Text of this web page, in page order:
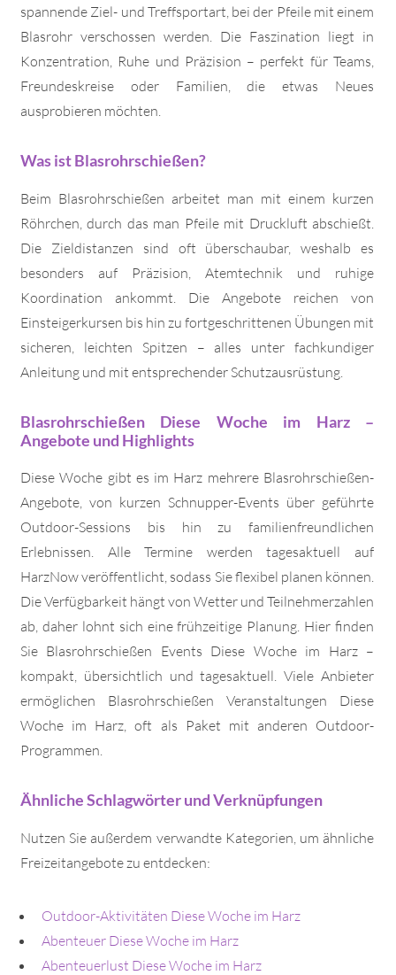
spannende Ziel- und Treffsportart, bei der Pfeile mit einem
Blasrohr verschossen werden. Die Faszination liegt in
Konzentration, Ruhe und Präzision – perfekt für Teams,
Freundeskreise oder Familien, die etwas Neues
ausprobieren möchten.
Was ist Blasrohrschießen?
Beim Blasrohrschießen arbeitet man mit einem kurzen
Röhrchen, durch das man Pfeile mit Druckluft abschießt.
Die Zieldistanzen sind oft überschaubar, weshalb es
besonders auf Präzision, Atemtechnik und ruhige
Koordination ankommt. Die Angebote reichen von
Einsteigerkursen bis hin zu fortgeschrittenen Übungen mit
sicheren, leichten Spitzen – alles unter fachkundiger
Anleitung und mit entsprechender Schutzausrüstung.
Blasrohrschießen Diese Woche im Harz –
Angebote und Highlights
Diese Woche gibt es im Harz mehrere Blasrohrschießen-
Angebote, von kurzen Schnupper-Events über geführte
Outdoor-Sessions bis hin zu familienfreundlichen
Erlebnissen. Alle Termine werden tagesaktuell auf
HarzNow veröffentlicht, sodass Sie flexibel planen können.
Die Verfügbarkeit hängt von Wetter und Teilnehmerzahlen
ab, daher lohnt sich eine frühzeitige Planung. Hier finden
Sie Blasrohrschießen Events Diese Woche im Harz –
kompakt, übersichtlich und tagesaktuell. Viele Anbieter
ermöglichen Blasrohrschießen Veranstaltungen Diese
Woche im Harz, oft als Paket mit anderen Outdoor-
Programmen.
Ähnliche Schlagwörter und Verknüpfungen
Nutzen Sie außerdem verwandte Kategorien, um ähnliche
Freizeitangebote zu entdecken:
Outdoor-Aktivitäten Diese Woche im Harz
Abenteuer Diese Woche im Harz
Abenteuerlust Diese Woche im Harz